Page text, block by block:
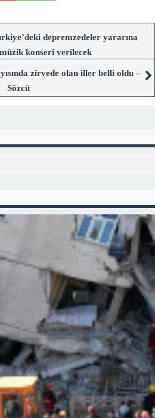
depremzedeler yararına
konseri verilecek
zirvede olan iller belli oldu –
Sözcü